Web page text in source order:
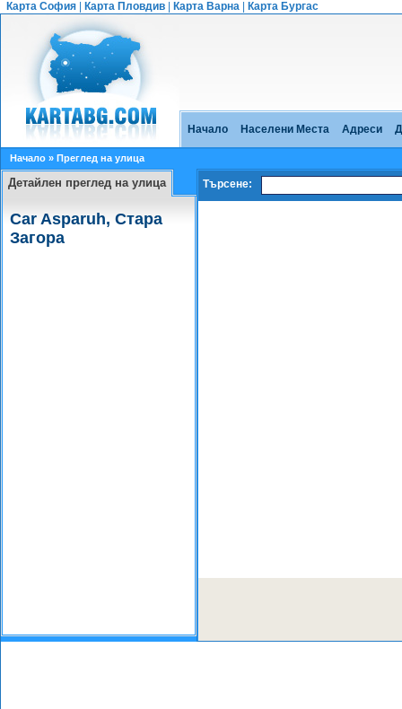
Карта София Карта Пловдив Карта Варна Карта Бургас
Начало Населени Места Адреси
Начало » Преглед на улица
Детайлен преглед на улица
Car Asparuh, Стара
Загора
Търсене: